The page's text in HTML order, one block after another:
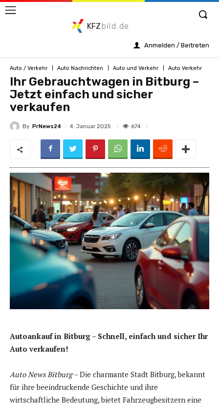
KFZ bild.de
Anmelden / Beitreten
Auto / Verkehr Auto Nachrichten Auto und Verkehr Auto Verkehr
Ihr Gebrauchtwagen in Bitburg –
Jetzt einfach und sicher
verkaufen
By PrNews24 4. Januar 2025 674
Autoankauf in Bitburg – Schnell, einfach und sicher Ihr
Auto verkaufen!
Auto News Bitburg– Die charmante Stadt Bitburg, bekannt
für ihre beeindruckende Geschichte und ihre
wirtschaftliche Bedeutung, bietet Fahrzeugbesitzern eine